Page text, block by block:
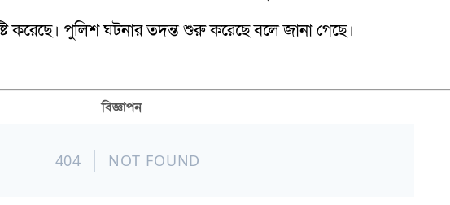
করেছে। পুলিশ ঘটনার তদন্ত শুরু করেছে বলে জানা গেছে।
বিজ্ঞাপন